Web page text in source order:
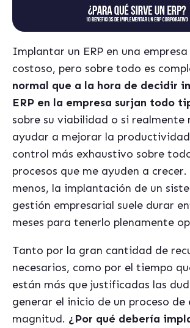
Implantar un ERP en una
costoso, pero sobre todo es
normal que a la hora de decidir
ERP en la empresa surjan todo
sobre su viabilidad o si realmente
ayudar a mejorar la
control más exhaustivo sobre
procesos que me ayuden a crecer.
menos, la implantación de un
gestión empresarial suele durar
meses para tenerlo plenamente
Tanto por la gran cantidad de
necesarios, como por el tiempo
están más que justificadas las
generar el inicio de un proceso de
magnitud. ¿Por qué debería